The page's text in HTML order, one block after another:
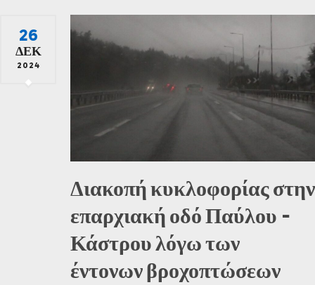
26
ΔΕΚ
2024
Διακοπή κυκλοφορίας στην
επαρχιακή οδό Παύλου –
Κάστρου λόγω των
έντονων βροχοπτώσεων